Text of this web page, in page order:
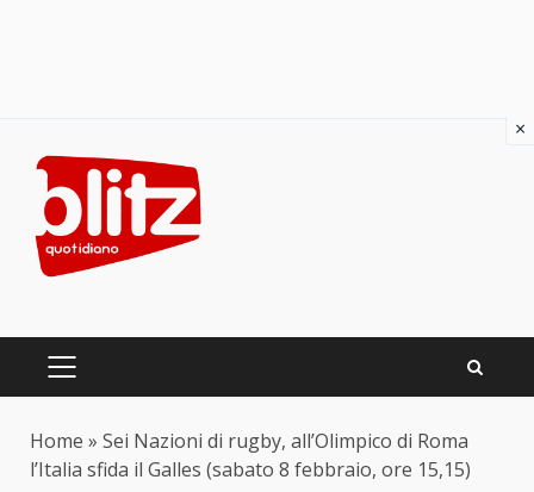
content
PRIMARY
Home » Sei Nazioni di rugby, all’Olimpico di Roma
l’Italia sfida il Galles (sabato 8 febbraio, ore 15,15)
×